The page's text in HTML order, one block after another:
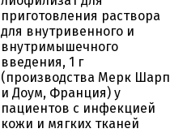
приготовления раствора
для внутривенного и
внутримышечного
введения, 1 г
(производства Мерк Шарп
и Доум, Франция) у
пациентов с инфекцией
кожи и мягких тканей